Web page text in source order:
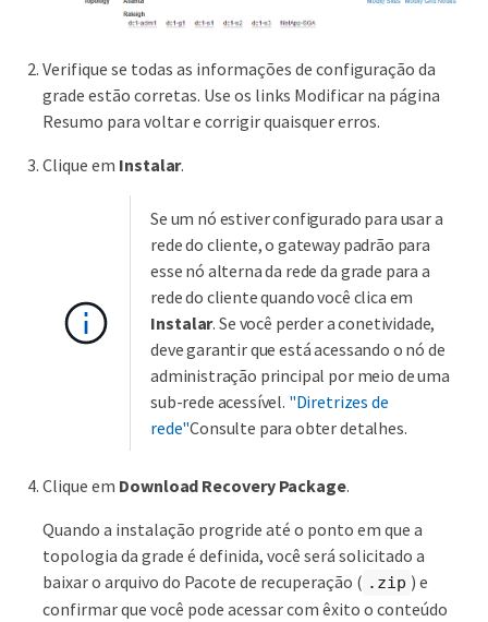
Verifique se todas as informações de configuração da
grade estão corretas. Use os links Modificar na página
Resumo para voltar e corrigir quaisquer erros.
Clique em Instalar.
Se um nó estiver configurado para usar a
rede do cliente, o gateway padrão para
esse nó alterna da rede da grade para a
rede do cliente quando você clica em
Instalar. Se você perder a conetividade,
deve garantir que está acessando o nó de
administração principal por meio de uma
sub-rede acessível. "Diretrizes de
rede"Consulte para obter detalhes.
Clique em Download Recovery Package.
Quando a instalação progride até o ponto em que a
topologia da grade é definida, você será solicitado a
baixar o arquivo do Pacote de recuperação ( .zip ) e
confirmar que você pode acessar com êxito o conteúdo